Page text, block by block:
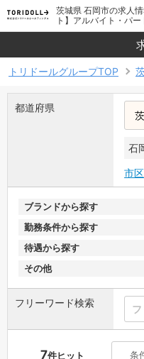
茨城県 石岡市の求人
ト】アルバイト・パー
トリドールグループTOP
都道府県
石
市
ブランドから探す
勤務条件から探す
待遇から探す
その他
フリーワード検索
7件ヒット 条